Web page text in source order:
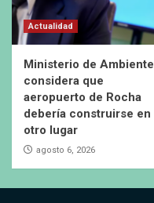
Actualidad
Ministerio de Ambiente
considera que
aeropuerto de Rocha
debería construirse en
otro lugar
agosto 6, 2026